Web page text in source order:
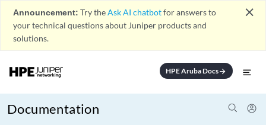
Announcement: Try theAsk AI chatbotfor answers to
your technical questions about Juniper products and
solutions.
close
HPE Aruba Docsarrow_forward
Documentation